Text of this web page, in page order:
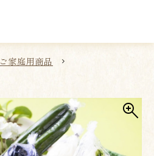
ご家庭用商品